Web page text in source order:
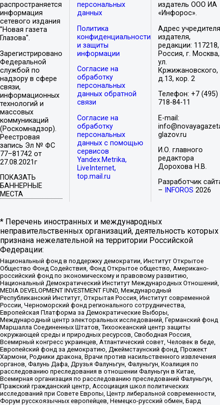
распространяется
информация
сетевого издания
"Новая газета
Глазова".
Зарегистрировано
Федеральной
службой по
надзору в сфере
связи,
информационных
технологий и
массовых
коммуникаций
(Роскомнадзор).
Реестровая
запись Эл № ФС
77–81742 от
27.08.2021г
ПОКАЗАТЬ
БАННЕРНЫЕ
МЕСТА
персональных
данных
Политика
конфиденциальности
и защиты
информации
Согласие на
обработку
персональных
данных обратной
связи
Согласие на
обработку
персональных
данных с помощью
сервисов
Yandex.Metrika,
LiveInternet,
top.mail.ru
издатель ООО ИА
«Инфорос».
Адрес
издателя,
редакции: 117218,
Россия, г. Москва,
ул.
Кржижановского,
д.13, кор. 2
Телефон: +7 (495)
718-84-11
E-mail:
glazov.ru
И.О. главного
редактора
Дорохова Н.В.
Разработчик
–
INFOROS 2026
* Перечень иностранных и международных
неправительственных организаций, деятельность которых
признана нежелательной на территории Российской
Федерации:
Национальный фонд в поддержку демократии, Институт Открытое
Общество Фонд Содействия, Фонд Открытое общество, Американо-
российский фонд по экономическому и правовому развитию,
Национальный Демократический Институт Международных Отношений,
MEDIA DEVELOPMENT INVESTMENT FUND, Международный
Республиканский Институт, Открытая Россия, Институт современной
России, Черноморский фонд регионального сотрудничества,
Европейская Платформа за Демократические Выборы,
Международный центр электоральных исследований, Германский фонд
Маршалла Соединенных Штатов, Тихоокеанский центр защиты
окружающей среды и природных ресурсов, Свободная Россия,
Всемирный конгресс украинцев, Атлантический совет, Человек в беде,
Европейский фонд за демократию, Джеймстаунский фонд, Прожект
Хармони, Родники дракона, Врачи против насильственного извлечения
органов, Фалунь Дафа, Друзья Фалуньгун, Фалуньгун, Коалиция по
расследованию преследования в отношении Фалуньгун в Китае,
Всемирная организация по расследованию преследований Фалуньгун,
Пражский гражданский центр, Ассоциация школ политических
исследований при Совете Европы, Центр либеральной современности,
Форум русскоязычных европейцев, Немецко-русский обмен, Бард